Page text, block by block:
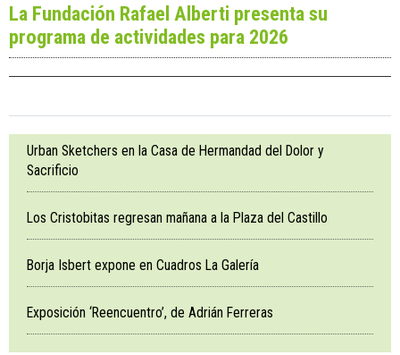
La Fundación Rafael Alberti presenta su
programa de actividades para 2026
Urban Sketchers en la Casa de Hermandad del Dolor y
Sacrificio
Los Cristobitas regresan mañana a la Plaza del Castillo
Borja Isbert expone en Cuadros La Galería
Exposición ‘Reencuentro’, de Adrián Ferreras